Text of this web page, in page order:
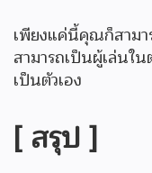
เพียงแค่นี้คุณก็สามา
สามารถเป็นผู้เล่นใ
เป็นตัวเอง
[ สรุป ]